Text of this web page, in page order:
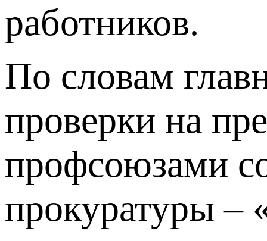
работников.
По словам
проверки на
профсоюзами
прокуратуры –